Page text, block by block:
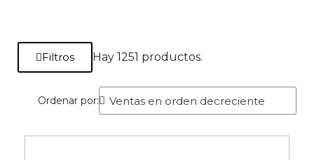
Filtros Hay 1251 productos.
Ordenar por: